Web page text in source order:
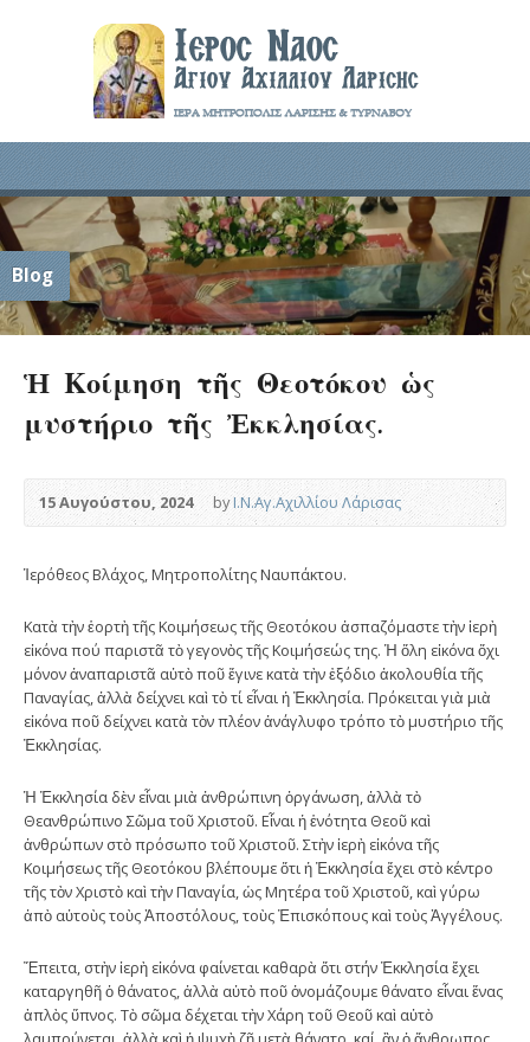
Blog
Ἡ Κοίμηση τῆς Θεοτόκου ὡς
μυστήριο τῆς Ἐκκλησίας.
15 Αυγούστου, 2024 byΙ.Ν.Αγ.Αχιλλίου Λάρισας
Ἱερόθεος Βλάχος, Μητροπολίτης Ναυπάκτου.
Κατὰ τὴν ἑορτὴ τῆς Κοιμήσεως τῆς Θεοτόκου ἀσπαζόμαστε τὴν ἱερὴ
εἰκόνα πού παριστᾶ τὸ γεγονὸς τῆς Κοιμήσεώς της. Ἡ ὅλη εἰκόνα ὄχι
μόνον ἀναπαριστᾶ αὐτὸ ποῦ ἔγινε κατὰ τὴν ἐξόδιο ἀκολουθία τῆς
Παναγίας, ἀλλὰ δείχνει καὶ τὸ τί εἶναι ἡ Ἐκκλησία. Πρόκειται γιὰ μιὰ
εἰκόνα ποῦ δείχνει κατὰ τὸν πλέον ἀνάγλυφο τρόπο τὸ μυστήριο τῆς
Ἐκκλησίας.
Ἡ Ἐκκλησία δὲν εἶναι μιὰ ἀνθρώπινη ὀργάνωση, ἀλλὰ τὸ
Θεανθρώπινο Σῶμα τοῦ Χριστοῦ. Εἶναι ἡ ἑνότητα Θεοῦ καὶ
ἀνθρώπων στὸ πρόσωπο τοῦ Χριστοῦ. Στὴν ἱερὴ εἰκόνα τῆς
Κοιμήσεως τῆς Θεοτόκου βλέπουμε ὅτι ἡ Ἐκκλησία ἔχει στὸ κέντρο
τῆς τὸν Χριστὸ καὶ τὴν Παναγία, ὡς Μητέρα τοῦ Χριστοῦ, καὶ γύρω
ἀπὸ αὐτοὺς τοὺς Ἀποστόλους, τοὺς Ἐπισκόπους καὶ τοὺς Ἀγγέλους.
Ἔπειτα, στὴν ἱερὴ εἰκόνα φαίνεται καθαρὰ ὄτι στήν Ἐκκλησία ἔχει
καταργηθῆ ὁ θάνατος, ἀλλὰ αὐτὸ ποῦ ὀνομάζουμε θάνατο εἶναι ἕνας
ἁπλὸς ὕπνος. Τὸ σῶμα δέχεται τὴν Χάρη τοῦ Θεοῦ καὶ αὐτὸ